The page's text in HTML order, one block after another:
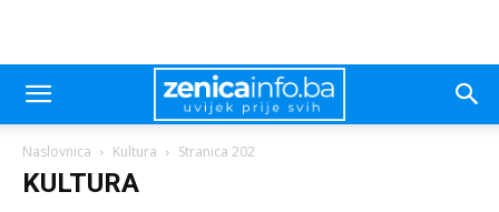
Naslovnica Kultura Stranica 202
KULTURA